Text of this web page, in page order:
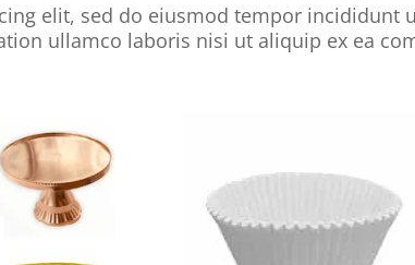
elit, sed do eiusmod tempor incididunt
ullamco laboris nisi ut aliquip ex ea